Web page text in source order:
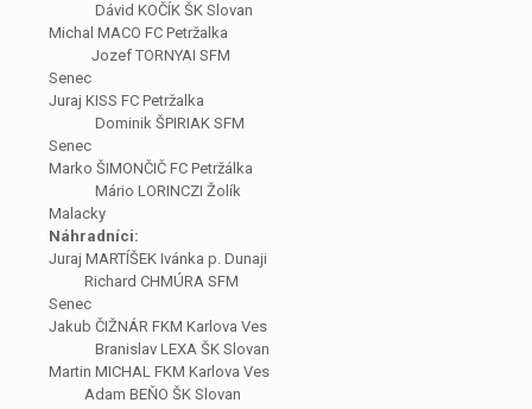
Dávid KOČÍK ŠK Slovan
Michal MACO FC Petržalka
Jozef TORNYAI SFM
Senec
Juraj KISS FC Petržalka
Dominik ŠPIRIAK SFM
Senec
Marko ŠIMONČIČ FC Petržálka
Mário LORINCZI Žolík
Malacky
Náhradníci:
Juraj MARTÍŠEK Ivánka p. Dunaji
Richard CHMÚRA SFM
Senec
Jakub ČIŽNÁR FKM Karlova Ves
Branislav LEXA ŠK Slovan
Martin MICHAL FKM Karlova Ves
Adam BEŇO ŠK Slovan